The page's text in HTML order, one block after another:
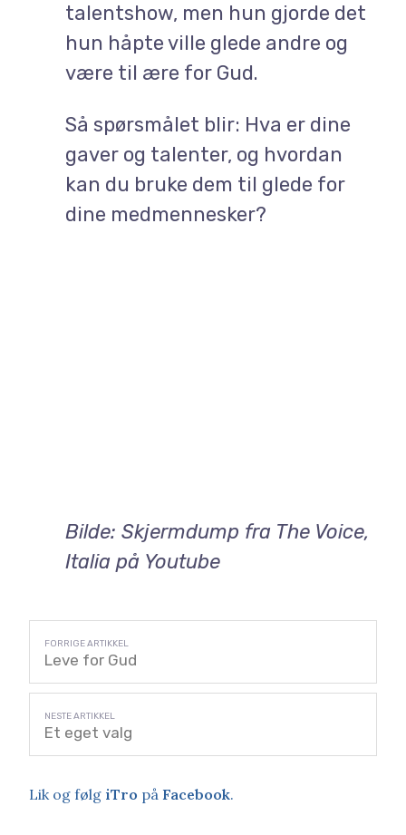
talentshow, men hun gjorde det
hun håpte ville glede andre og
være til ære for Gud.
Så spørsmålet blir: Hva er dine
gaver og talenter, og hvordan
kan du bruke dem til glede for
dine medmennesker?
Bilde: Skjermdump fra The Voice,
Italia på Youtube
Leve for Gud
Et eget valg
Lik og følg iTro på Facebook.